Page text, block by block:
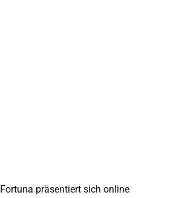
Fortuna präsentiert sich online